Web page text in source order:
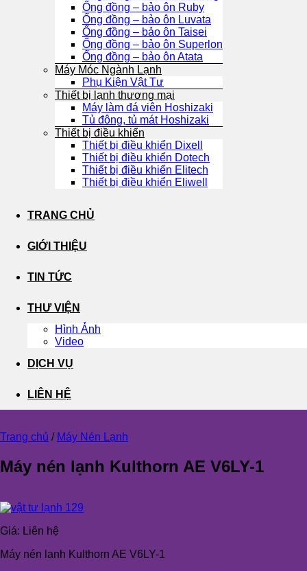
Ống đồng – bảo ôn Ruby
Ống đồng – bảo ôn Luvata
Ống đồng – bảo ôn Taisei
Ống đồng – bảo ôn Superlon
Ống đồng – bảo ôn Atata
Máy Móc Ngành Lạnh
Phụ Kiện Vật Tư
Thiết bị lạnh thương mại
Máy làm đá viên Hoshizaki
Tủ đông, tủ mát Hoshizaki
Thiết bị điều khiển
Thiết bị điều khiển Dixell
Thiết bị điều khiển Dotech
Thiết bị điều khiển Elitech
Thiết bị điều khiển Eliwell
TRANG CHỦ
GIỚI THIỆU
TIN TỨC
THƯ VIỆN
Hình Ảnh
Video
DỊCH VỤ
LIÊN HỆ
Trang chủ / Máy Nén Lạnh
Máy nén lạnh Kulthorn AE V6LY-1
Giá: Liên hệ
Máy nén lạnh Kulthorn AE V6LY-1